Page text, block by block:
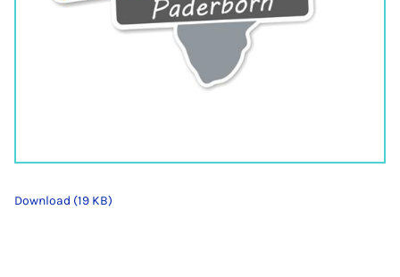
Download (19 KB)